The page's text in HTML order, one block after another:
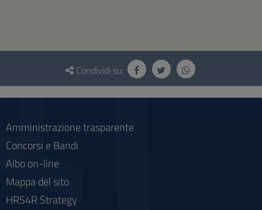
Questionario
social
Condividi su:
Amministrazione trasparente
Concorsi e Bandi
Albo on-line
Mappa del sito
HRS4R Strategy